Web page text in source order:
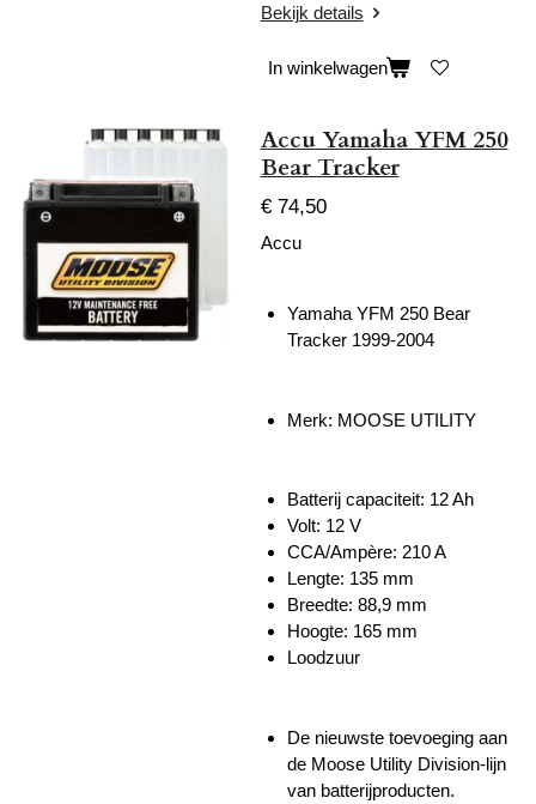
Bekijk details
In winkelwagen
Accu Yamaha YFM 250
Bear Tracker
€ 74,50
Accu
Yamaha YFM 250 Bear
Tracker 1999-2004
Merk: MOOSE UTILITY
Batterij capaciteit: 12 Ah
Volt: 12 V
CCA/Ampère: 210 A
Lengte: 135 mm
Breedte: 88,9 mm
Hoogte: 165 mm
Loodzuur
De nieuwste toevoeging aan
de Moose Utility Division-lijn
van batterijproducten.